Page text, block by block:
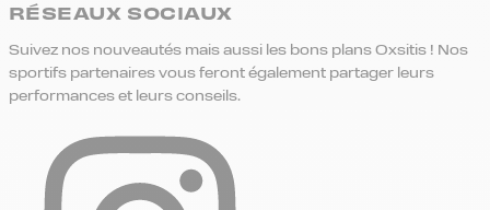
RÉSEAUX SOCIAUX
Suivez nos nouveautés mais aussi les bons plans Oxsitis ! Nos
sportifs partenaires vous feront également partager leurs
performances et leurs conseils.